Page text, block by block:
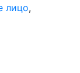
лицо,